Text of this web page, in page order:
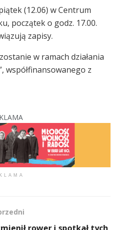
(12.06) w Centrum
początek o godz. 17.00.
zapisy.
w ramach działania
współfinansowanego z